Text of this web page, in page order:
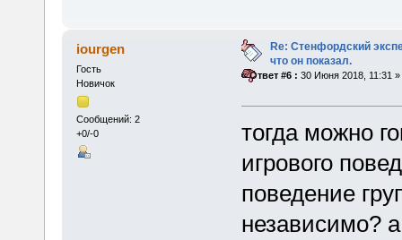
iourgen
Гость
Новичок
Сообщений: 2
+0/-0
Re: Стенфордский
что он показал.
«Ответ #6 : 30 Июня 2018, 11:31 »
тогда можно
игрового
поведение
независимо?